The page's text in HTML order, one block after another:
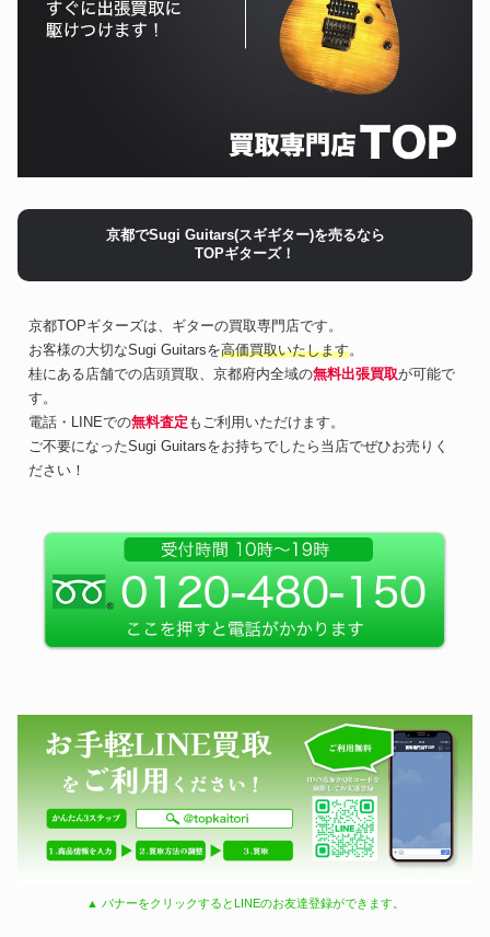
京都でSugi Guitars(スギギター)を売るなら
TOPギターズ！
京都TOPギターズは、ギターの買取専門店です。
お客様の大切なSugi Guitarsを高価買取いたします。
桂にある店舗での店頭買取、京都府内全域の無料出張買取が可能で
す。
電話・LINEでの無料査定 もご利用いただけます。
ご不要になったSugi Guitarsをお持ちでしたら当店でぜひお売りく
ださい！
▲ バナーをクリックするとLINEのお友達登録ができます。